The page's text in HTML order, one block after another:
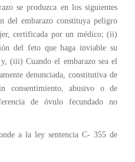
se produzca en los siguientes
del embarazo constituya peligro
certificada por un médico; (ii)
del feto que haga inviable su
(iii) Cuando el embarazo sea el
denunciada, constitutiva de
consentimiento, abusivo o de
de óvulo fecundado no
a la ley sentencia C- 355 de